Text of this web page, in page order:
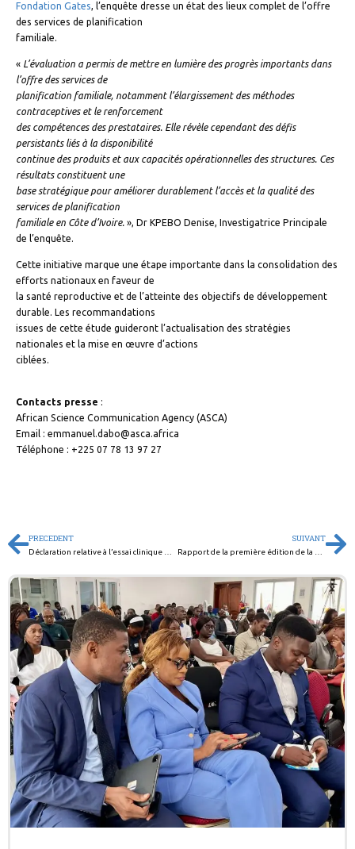
Fondation Gates, l’enquête dresse un état des lieux complet de l’offre
des services de planification
familiale.
« L’évaluation a permis de mettre en lumière des progrès importants dans
l’offre des services de
planification familiale, notamment l’élargissement des méthodes
contraceptives et le renforcement
des compétences des prestataires. Elle révèle cependant des défis
persistants liés à la disponibilité
continue des produits et aux capacités opérationnelles des structures. Ces
résultats constituent une
base stratégique pour améliorer durablement l’accès et la qualité des
services de planification
familiale en Côte d’Ivoire. », Dr KPEBO Denise, Investigatrice Principale
de l’enquête.
Cette initiative marque une étape importante dans la consolidation des
efforts nationaux en faveur de
la santé reproductive et de l’atteinte des objectifs de développement
durable. Les recommandations
issues de cette étude guideront l’actualisation des stratégies
nationales et la mise en œuvre d’actions
ciblées.
Contacts presse :
African Science Communication Agency (ASCA)
Email : emmanuel.dabo@asca.africa
Téléphone : +225 07 78 13 97 27
PRECEDENT SUIVANT